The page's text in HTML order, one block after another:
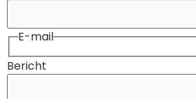
E-mail
Bericht